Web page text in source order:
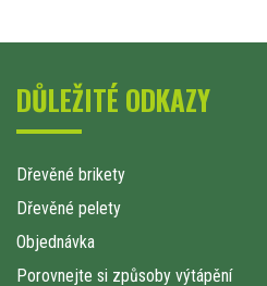
DŮLEŽITÉ ODKAZY
Dřevěné brikety
Dřevěné pelety
Objednávka
Porovnejte si způsoby výtápění